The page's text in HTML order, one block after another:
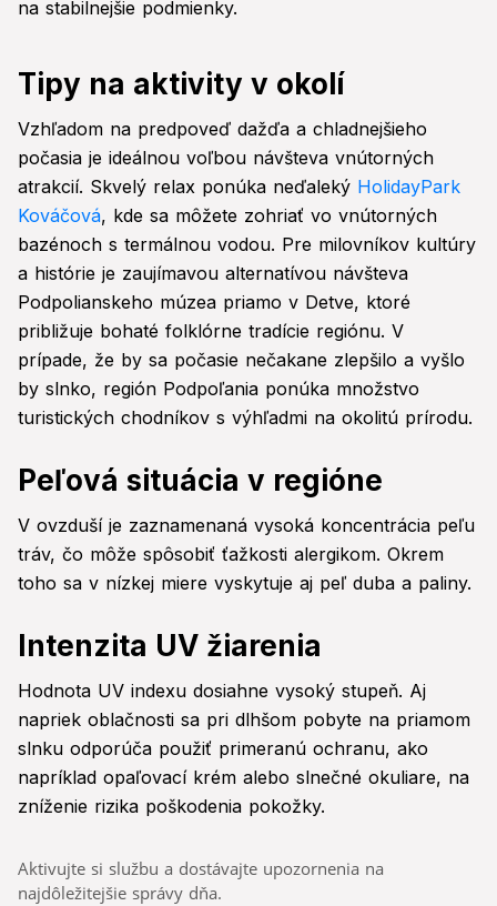
na stabilnejšie podmienky.
Tipy na aktivity v okolí
Vzhľadom na predpoveď dažďa a chladnejšieho
počasia je ideálnou voľbou návšteva vnútorných
atrakcií. Skvelý relax ponúka neďaleký HolidayPark
Kováčová, kde sa môžete zohriať vo vnútorných
bazénoch s termálnou vodou. Pre milovníkov kultúry
a histórie je zaujímavou alternatívou návšteva
Podpolianskeho múzea priamo v Detve, ktoré
približuje bohaté folklórne tradície regiónu. V
prípade, že by sa počasie nečakane zlepšilo a vyšlo
by slnko, región Podpoľania ponúka množstvo
turistických chodníkov s výhľadmi na okolitú prírodu.
Peľová situácia v regióne
V ovzduší je zaznamenaná vysoká koncentrácia peľu
tráv, čo môže spôsobiť ťažkosti alergikom. Okrem
toho sa v nízkej miere vyskytuje aj peľ duba a paliny.
Intenzita UV žiarenia
Hodnota UV indexu dosiahne vysoký stupeň. Aj
napriek oblačnosti sa pri dlhšom pobyte na priamom
slnku odporúča použiť primeranú ochranu, ako
napríklad opaľovací krém alebo slnečné okuliare, na
zníženie rizika poškodenia pokožky.
Aktivujte si službu a dostávajte upozornenia na
najdôležitejšie správy dňa.